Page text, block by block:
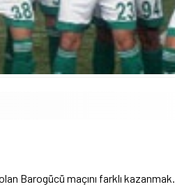
Barogücü maçını farklı kazanmak.